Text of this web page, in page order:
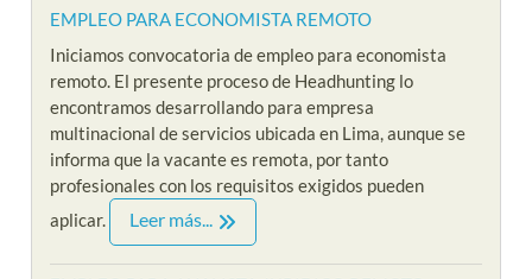
EMPLEO PARA ECONOMISTA REMOTO
Iniciamos convocatoria de empleo para economista
remoto. El presente proceso de Headhunting lo
encontramos desarrollando para empresa
multinacional de servicios ubicada en Lima, aunque se
informa que la vacante es remota, por tanto
profesionales con los requisitos exigidos pueden
aplicar.
Leer más...